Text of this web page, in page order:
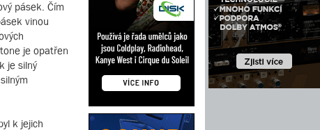
pásek. Čím
vinou
je opatřen
je silný
k jejich